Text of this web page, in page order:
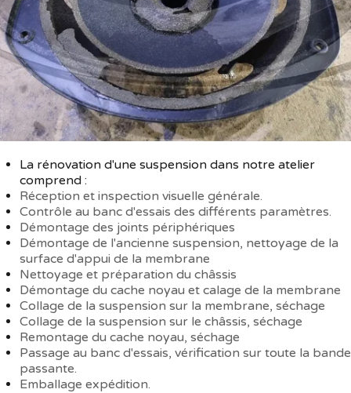
La rénovation d'une suspension dans notre atelier
comprend :
Réception et inspection visuelle générale.
Contrôle au banc d'essais des différents paramètres.
Démontage des joints périphériques
Démontage de l'ancienne suspension, nettoyage de la
surface d'appui de la membrane
Nettoyage et préparation du châssis
Démontage du cache noyau et calage de la membrane
Collage de la suspension sur la membrane, séchage
Collage de la suspension sur le châssis, séchage
Remontage du cache noyau, séchage
Passage au banc d'essais, vérification sur toute la bande
passante.
Emballage expédition.